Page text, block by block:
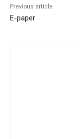
Previous article
E-paper